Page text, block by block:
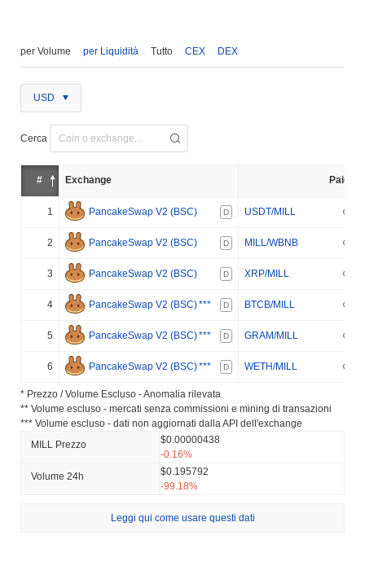
per Volume per Liquidità Tutto CEX DEX
USD
Cerca
# Exchange Paio
1 PancakeSwap V2 (BSC) D USDT/MILL
2 PancakeSwap V2 (BSC) D MILL/WBNB
3 PancakeSwap V2 (BSC) D XRP/MILL
4 PancakeSwap V2 (BSC)*** D BTCB/MILL
5 PancakeSwap V2 (BSC)*** D GRAM/MILL
6 PancakeSwap V2 (BSC)*** D WETH/MILL
* Prezzo / Volume Escluso - Anomalia rilevata
** Volume escluso - mercati senza commissioni e mining di transazioni
*** Volume escluso - dati non aggiornati dalla API dell'exchange
MILL Prezzo
$0.00000438
-0.16%
Volume 24h
$0.195792
-99.18%
Leggi qui come usare questi dati